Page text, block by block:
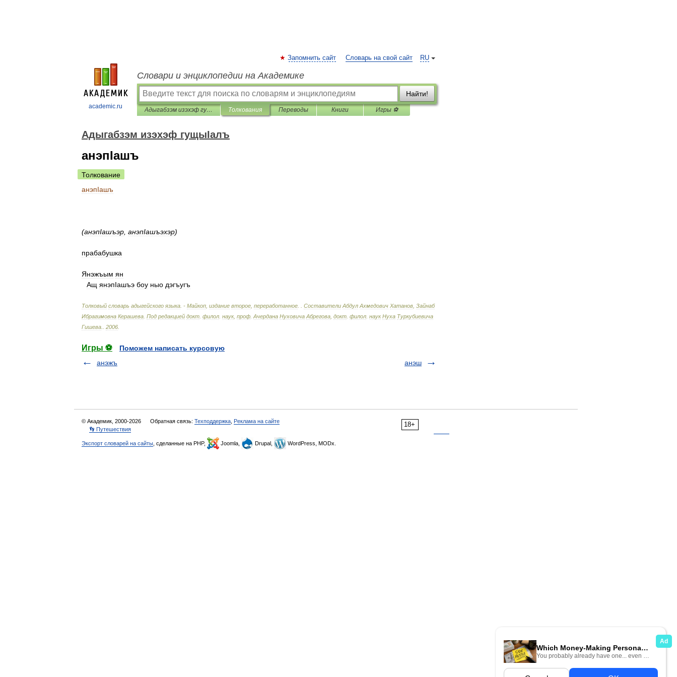
academic.ru
RU
Запомнить сайт Словарь на свой сайт
Словари и энциклопедии на Академике
Найти!
Адыгабзэм изэхэф гущыIалъ Толкования Переводы Книги Игры ⚽
Адыгабзэм изэхэф гущыIалъ
анэпIашъ
Толкование
анэпIашъ
(анэпIашъэр анэпIашъэхэр)
прабабушка
Янэжъым ян
Ащ янэпIашъэ боу ныо дэгъугъ
Толковый словарь адыгейского языка . - Майкоп издание второе переработанное Составители Абдул Ахмедович Хатанов Зайнаб
Ибрагимовна Керашева Под редакцией докт филол наук, проф Ачердана Нуховича Абрегова докт филол наук Нуха Туркубиевича
Гишева
2006
Игры ⚽
Поможем написать курсовую
анэжъ
анэш
18+
© Академик, 2000-2026 Обратная связь: Техподдержка Реклама на сайте
👣 Путешествия
Экспорт словарей на сайты , сделанные на PHP, Joomla, Drupal, WordPress, MODx.